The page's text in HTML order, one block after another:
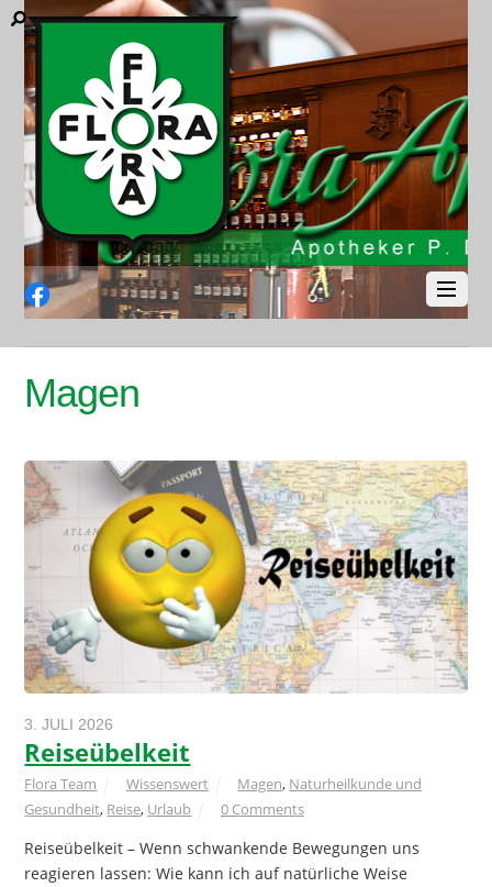
Facebook
Magen
3. JULI 2026
Reiseübelkeit
Flora Team Wissenswert Magen, Naturheilkunde und
Gesundheit, Reise, Urlaub 0 Comments
Reiseübelkeit – Wenn schwankende Bewegungen uns
reagieren lassen: Wie kann ich auf natürliche Weise